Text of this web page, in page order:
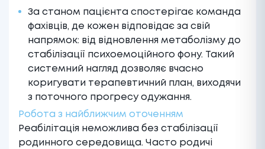
За станом пацієнта спостерігає команда
фахівців, де кожен відповідає за свій
напрямок: від відновлення метаболізму до
стабілізації психоемоційного фону. Такий
системний нагляд дозволяє вчасно
коригувати терапевтичний план, виходячи
з поточного прогресу одужання.
Робота з найближчим оточенням
Реабілітація неможлива без стабілізації
родинного середовища. Часто родичі